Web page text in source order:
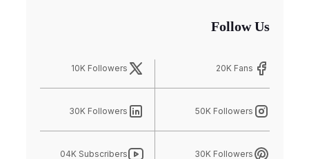
Follow Us
20K Fans
10K Followers
50K Followers
30K Followers
30K Followers
04K Subscribers